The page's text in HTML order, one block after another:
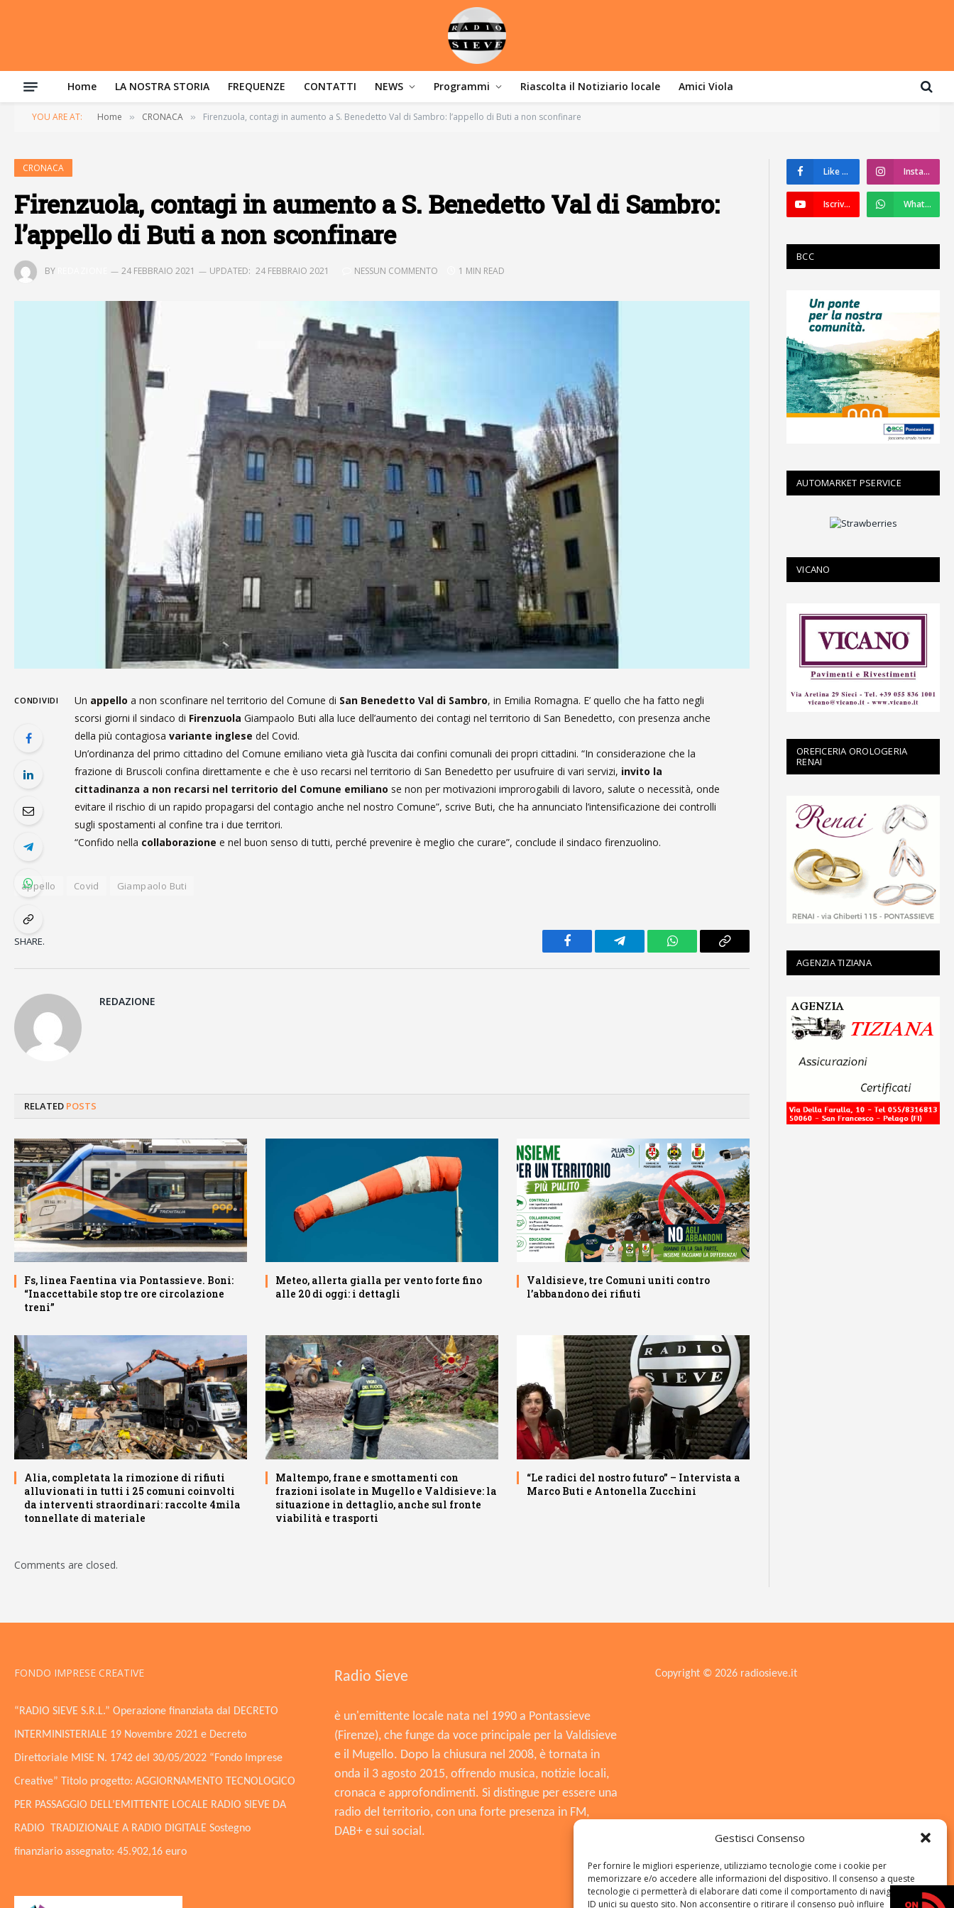
Gestisci Consenso
Per fornire le migliori esperienze, utilizziamo tecnologie come i cookie per
memorizzare e/o accedere alle informazioni del dispositivo. Il consenso a queste
tecnologie ci permetterà di elaborare dati come il comportamento di navigazione o
ID unici su questo sito. Non acconsentire o ritirare il consenso può influire
Home LA NOSTRA STORIA FREQUENZE CONTATTI NEWS Programmi Riascolta il Notiziario locale Amici Viola
YOU ARE AT: Home » CRONACA » Firenzuola, contagi in aumento a S. Benedetto Val di Sambro: l’appello di Buti a non sconfinare
CRONACA
Firenzuola, contagi in aumento a S. Benedetto Val di Sambro:
l’appello di Buti a non sconfinare
BY 24 FEBBRAIO 2021 UPDATED: 24 FEBBRAIO 2021 NESSUN COMMENTO 1 MIN READ
CONDIVIDI Un appello a non sconfinare nel territorio del Comune di San Benedetto Val di Sambro, in Emilia Romagna. E’ quello che ha fatto negli
scorsi giorni il sindaco di Firenzuola Giampaolo Buti alla luce dell’aumento dei contagi nel territorio di San Benedetto, con presenza anche
della più contagiosa variante inglese del Covid.
Un’ordinanza del primo cittadino del Comune emiliano vieta già l’uscita dai confini comunali dei propri cittadini. “In considerazione che la
frazione di Bruscoli confina direttamente e che è uso recarsi nel territorio di San Benedetto per usufruire di vari servizi, invito la
cittadinanza a non recarsi nel territorio del Comune emiliano se non per motivazioni improrogabili di lavoro, salute o necessità, onde
evitare il rischio di un rapido propagarsi del contagio anche nel nostro Comune”, scrive Buti, che ha annunciato l’intensificazione dei controlli
sugli spostamenti al confine tra i due territori.
“Confido nella collaborazione e nel buon senso di tutti, perché prevenire è meglio che curare”, conclude il sindaco firenzuolino.
appello Covid Giampaolo Buti
SHARE.
Facebook Telegram WhatsAppCopy
REDAZIONE
RELATED POSTS
Fs, linea Faentina via Pontassieve. Boni:
“Inaccettabile stop tre ore circolazione
treni”
Meteo, allerta gialla per vento forte fino
alle 20 di oggi: i dettagli
Valdisieve, tre Comuni uniti contro
l’abbandono dei rifiuti
Alia, completata la rimozione di rifiuti
alluvionati in tutti i 25 comuni coinvolti
da interventi straordinari: raccolte 4mila
tonnellate di materiale
Maltempo, frane e smottamenti con
frazioni isolate in Mugello e Valdisieve: la
situazione in dettaglio, anche sul fronte
viabilità e trasporti
“Le radici del nostro futuro” – Intervista a
Marco Buti e Antonella Zucchini
Comments are closed.
Like su Facebook Instagram
Iscriviti a YouTube WhatsApp
BCC
AUTOMARKET PSERVICE
VICANO
OREFICERIA OROLOGERIA
RENAI
AGENZIA TIZIANA
FONDO IMPRESE CREATIVE
“RADIO SIEVE S.R.L.” Operazione finanziata dal DECRETO
INTERMINISTERIALE 19 Novembre 2021 e Decreto
Direttoriale MISE N. 1742 del 30/05/2022 “Fondo Imprese
Creative” Titolo progetto: AGGIORNAMENTO TECNOLOGICO
PER PASSAGGIO DELL’EMITTENTE LOCALE RADIO SIEVE DA
RADIO TRADIZIONALE A RADIO DIGITALE Sostegno
finanziario assegnato: 45.902,16 euro
Radio Sieve
è un'emittente locale nata nel 1990 a Pontassieve
(Firenze), che funge da voce principale per la Valdisieve
e il Mugello. Dopo la chiusura nel 2008, è tornata in
onda il 3 agosto 2015, offrendo musica, notizie locali,
cronaca e approfondimenti. Si distingue per essere una
radio del territorio, con una forte presenza in FM,
DAB+ e sui social.
Copyright © 2026 radiosieve.it